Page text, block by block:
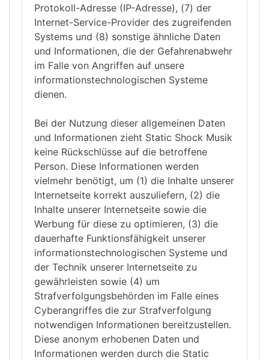
Protokoll-Adresse (IP-Adresse), (7) der
Internet-Service-Provider des zugreifenden
Systems und (8) sonstige ähnliche Daten
und Informationen, die der Gefahrenabwehr
im Falle von Angriffen auf unsere
informationstechnologischen Systeme
dienen.
Bei der Nutzung dieser allgemeinen Daten
und Informationen zieht Static Shock Musik
keine Rückschlüsse auf die betroffene
Person. Diese Informationen werden
vielmehr benötigt, um (1) die Inhalte unserer
Internetseite korrekt auszuliefern, (2) die
Inhalte unserer Internetseite sowie die
Werbung für diese zu optimieren, (3) die
dauerhafte Funktionsfähigkeit unserer
informationstechnologischen Systeme und
der Technik unserer Internetseite zu
gewährleisten sowie (4) um
Strafverfolgungsbehörden im Falle eines
Cyberangriffes die zur Strafverfolgung
notwendigen Informationen bereitzustellen.
Diese anonym erhobenen Daten und
Informationen werden durch die Static